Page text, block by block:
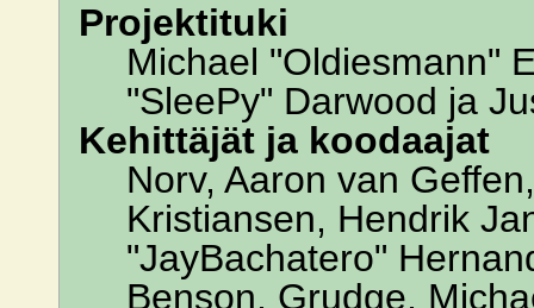
Projektituki
Michael "Oldiesmann"
"SleePy" Darwood ja
Kehittäjät ja koodaajat
Norv, Aaron van
Kristiansen, Hendrik
"JayBachatero"
Benson, Grudge,